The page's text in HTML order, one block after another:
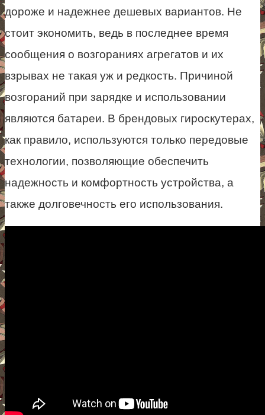
дороже и надежнее дешевых вариантов. Не
стоит экономить, ведь в последнее время
сообщения о возгораниях агрегатов и их
взрывах не такая уж и редкость. Причиной
возгораний при зарядке и использовании
являются батареи. В брендовых гироскутерах,
как правило, используются только передовые
технологии, позволяющие обеспечить
надежность и комфортность устройства, а
также долговечность его использования.